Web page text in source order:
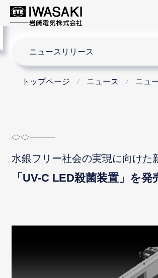
ニュースリリース
トップページ ニュース ニュ
水銀フリー社会の実現に向けた
「UV-C LED殺菌装置」を発
menu